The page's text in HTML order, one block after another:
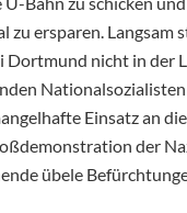
zu ersparen. Langsam
Dortmund nicht in der
Einsatz an
der
übele